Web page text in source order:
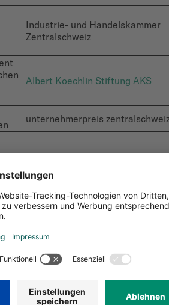
Industrie- und Handelskammer
Zentralschweiz
Albert Koechlin Stiftung AKS
unternehmerpreis